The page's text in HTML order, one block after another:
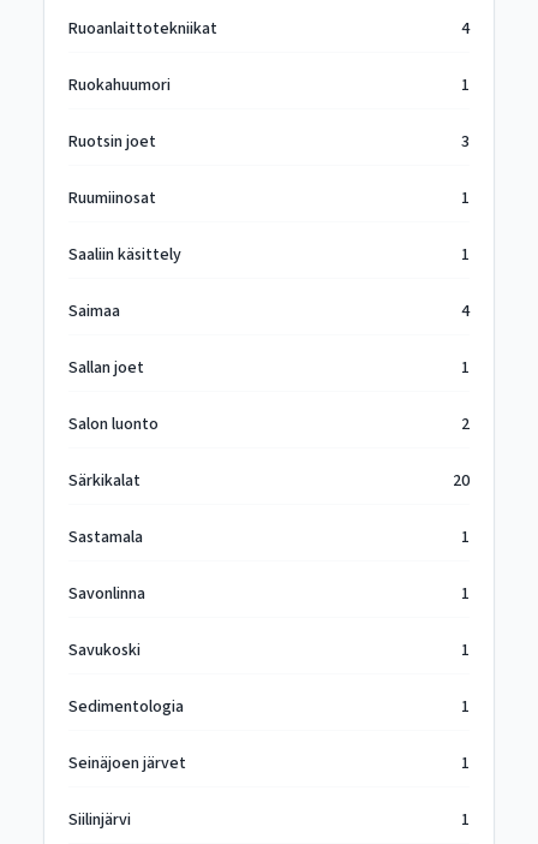
Ruoanlaittotekniikat 4
Ruokahuumori 1
Ruotsin joet 3
Ruumiinosat 1
Saaliin käsittely 1
Saimaa 4
Sallan joet 1
Salon luonto 2
Särkikalat 20
Sastamala 1
Savonlinna 1
Savukoski 1
Sedimentologia 1
Seinäjoen järvet 1
Siilinjärvi 1